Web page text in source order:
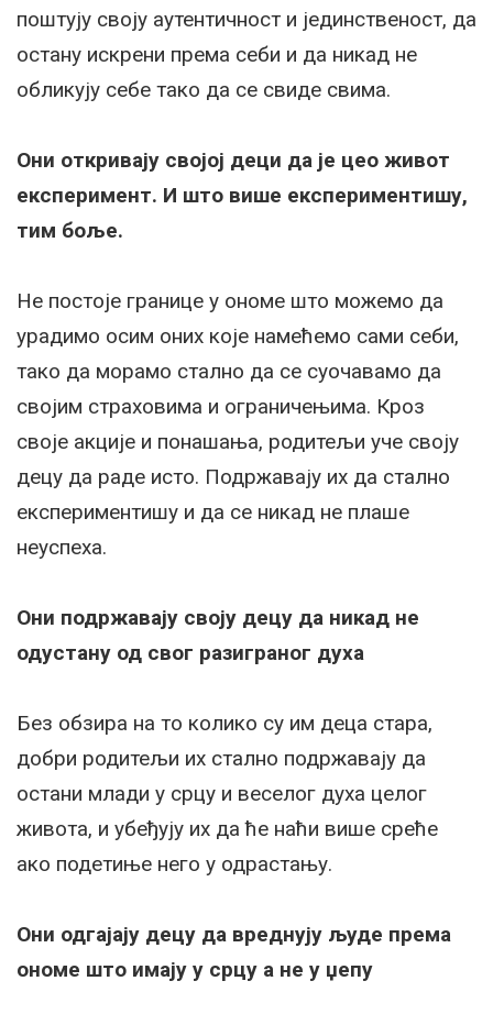
поштују своју аутентичност и јединственост, да
остану искрени према себи и да никад не
обликују себе тако да се свиде свима.
Они откривају својој деци да је цео живот
експеримент. И што више експериментишу,
тим боље.
Не постоје границе у ономе што можемо да
урадимо осим оних које намећемо сами себи,
тако да морамо стално да се суочавамо да
својим страховима и ограничењима. Кроз
своје акције и понашања, родитељи уче своју
децу да раде исто. Подржавају их да стално
експериментишу и да се никад не плаше
неуспеха.
Они подржавају своју децу да никад не
одустану од свог разиграног духа
Без обзира на то колико су им деца стара,
добри родитељи их стално подржавају да
остани млади у срцу и веселог духа целог
живота, и убеђују их да ће наћи више среће
ако подетиње него у одрастању.
Они одгајају децу да вреднују људе према
ономе што имају у срцу а не у џепу